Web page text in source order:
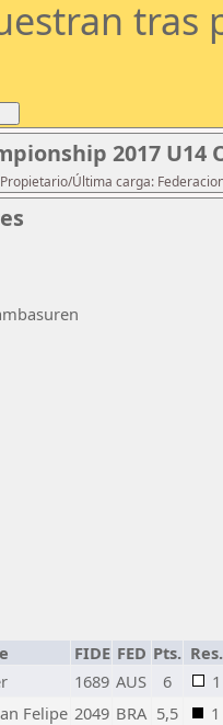
tras
2017 U14
Última carga:
FIDE FED Pts. Res.
1689 AUS 6
1
Felipe 2049 BRA 5,5
1